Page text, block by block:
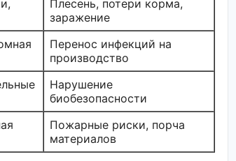
Плесень, потери корма,
заражение
Перенос инфекций на
производство
Нарушение
биобезопасности
Пожарные риски, порча
материалов